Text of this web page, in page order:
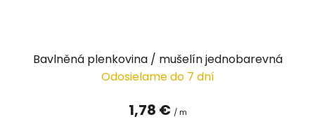
Bavlněná plenkovina / mušelín jednobarevná
Odosielame do 7 dní
1,78 € / m